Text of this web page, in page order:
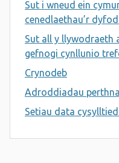
Sut i wneud ein
cenedlaethau’r
Sut all y llywodraeth
gefnogi cynllunio
Crynodeb
Adroddiadau
Setiau data